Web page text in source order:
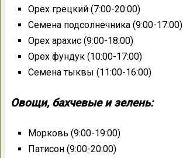
Орех грецкий (7:00-20:00)
Семена подсолнечника (9:00-17:00)
Орех арахис (9:00-18:00)
Орех фундук (10:00-17:00)
Семена тыквы (11:00-16:00)
Овощи, бахчевые и зелень:
Морковь (9:00-19:00)
Патисон (9:00-20:00)